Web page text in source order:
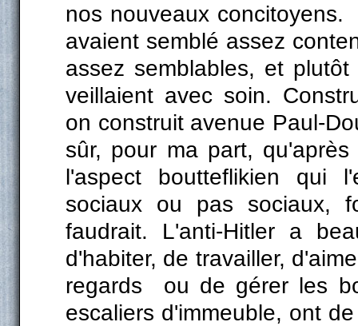
nos nouveaux
avaient semblé assez
assez semblables, et
veillaient avec soin.
on construit avenue Paul-
sûr, pour ma part,
l'aspect boutteflikien qui
sociaux ou pas sociaux,
faudrait. L'anti-Hitler a
d'habiter, de travailler,
regards ou de gérer les
escaliers d'immeuble, ont